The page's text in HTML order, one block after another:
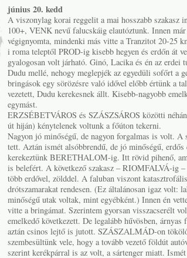
június 20. kedd
A viszonylag korai reggelit a mai hosszabb szakasz
100+, VENK nevű falucskáig elautóztunk. Innen
végignyomta, mindenki más vitte a Tranzitot 20-25
i roma teleptől PROD-ig kisebb hegyen és erdőn át
gyalogosan volt járható. Ginó, Lacika és én az erdei
Dudu mellé, nehogy meglepjék az egyedüli sofőrt a
bringások egy sörözésre való idővel előbb értünk a
vezetett, Dudu kerekesnek állt. Kisebb-nagyobb
egymást.
ERZSÉBETVÁROS és SZÁSZSÁROS közötti
út hiján) kénytelenek voltunk a főúton tekerni.
Nagyon jó minőségű, de nagyon forgalmas is volt. A
tett. Aztán ismét alsóbbrendű, de jó minőségű,
kerekeztünk BERETHALOM-ig. Itt rövid pihenő,
is belefért. A következő szakasz – RIOMFALVÁ-ig
több erdővel, zölddel. A faluban viszont
drótszamarakat rendesen. (Ez általánosan igaz volt:
minőségű utak voltak, mint egyébként.) Innen én
vitte a bringámat. Szerintem gyorsan visszacserélt
emelkedő következett. De legalább hűvösben,
aztán csinos lejtő is jutott. SZÁSZALMÁD-on
szembesültünk vele, hogy a tovább vezető földút
szerint kerékpárral is az volt, a sártenger miatt.